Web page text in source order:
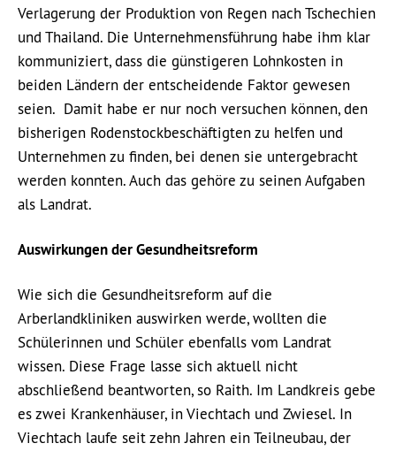
Verlagerung der Produktion von Regen nach Tschechien
und Thailand. Die Unternehmensführung habe ihm klar
kommuniziert, dass die günstigeren Lohnkosten in
beiden Ländern der entscheidende Faktor gewesen
seien. Damit habe er nur noch versuchen können, den
bisherigen Rodenstockbeschäftigten zu helfen und
Unternehmen zu finden, bei denen sie untergebracht
werden konnten. Auch das gehöre zu seinen Aufgaben
als Landrat.
Auswirkungen der Gesundheitsreform
Wie sich die Gesundheitsreform auf die
Arberlandkliniken auswirken werde, wollten die
Schülerinnen und Schüler ebenfalls vom Landrat
wissen. Diese Frage lasse sich aktuell nicht
abschließend beantworten, so Raith. Im Landkreis gebe
es zwei Krankenhäuser, in Viechtach und Zwiesel. In
Viechtach laufe seit zehn Jahren ein Teilneubau, der